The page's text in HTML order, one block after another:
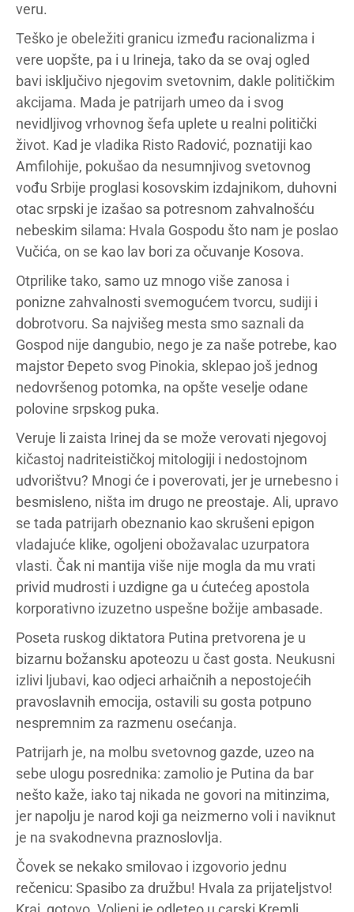
veru.
Teško je obeležiti granicu između racionalizma i
vere uopšte, pa i u Irineja, tako da se ovaj ogled
bavi isključivo njegovim svetovnim, dakle političkim
akcijama. Mada je patrijarh umeo da i svog
nevidljivog vrhovnog šefa uplete u realni politički
život. Kad je vladika Risto Radović, poznatiji kao
Amfilohije, pokušao da nesumnjivog svetovnog
vođu Srbije proglasi kosovskim izdajnikom, duhovni
otac srpski je izašao sa potresnom zahvalnošću
nebeskim silama: Hvala Gospodu što nam je poslao
Vučića, on se kao lav bori za očuvanje Kosova.
Otprilike tako, samo uz mnogo više zanosa i
ponizne zahvalnosti svemogućem tvorcu, sudiji i
dobrotvoru. Sa najvišeg mesta smo saznali da
Gospod nije dangubio, nego je za naše potrebe, kao
majstor Đepeto svog Pinokia, sklepao još jednog
nedovršenog potomka, na opšte veselje odane
polovine srpskog puka.
Veruje li zaista Irinej da se može verovati njegovoj
kičastoj nadriteističkoj mitologiji i nedostojnom
udvorištvu? Mnogi će i poverovati, jer je urnebesno i
besmisleno, ništa im drugo ne preostaje. Ali, upravo
se tada patrijarh obeznanio kao skrušeni epigon
vladajuće klike, ogoljeni obožavalac uzurpatora
vlasti. Čak ni mantija više nije mogla da mu vrati
privid mudrosti i uzdigne ga u ćutećeg apostola
korporativno izuzetno uspešne božije ambasade.
Poseta ruskog diktatora Putina pretvorena je u
bizarnu božansku apoteozu u čast gosta. Neukusni
izlivi ljubavi, kao odjeci arhaičnih a nepostojećih
pravoslavnih emocija, ostavili su gosta potpuno
nespremnim za razmenu osećanja.
Patrijarh je, na molbu svetovnog gazde, uzeo na
sebe ulogu posrednika: zamolio je Putina da bar
nešto kaže, iako taj nikada ne govori na mitinzima,
jer napolju je narod koji ga neizmerno voli i naviknut
je na svakodnevna praznoslovlja.
Čovek se nekako smilovao i izgovorio jednu
rečenicu: Spasibo za družbu! Hvala za prijateljstvo!